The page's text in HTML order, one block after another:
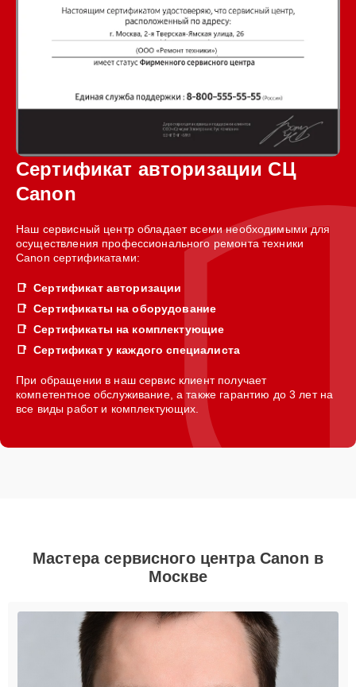
Сертификат авторизации СЦ
Canon
Наш сервисный центр обладает всеми необходимыми для
осуществления профессионального ремонта техники
Canon сертификатами:
Сертификат авторизации
Сертификаты на оборудование
Сертификаты на комплектующие
Сертификат у каждого специалиста
При обращении в наш сервис клиент получает
компетентное обслуживание, а также гарантию до 3 лет на
все виды работ и комплектующих.
Мастера сервисного центра Canon в
Москве